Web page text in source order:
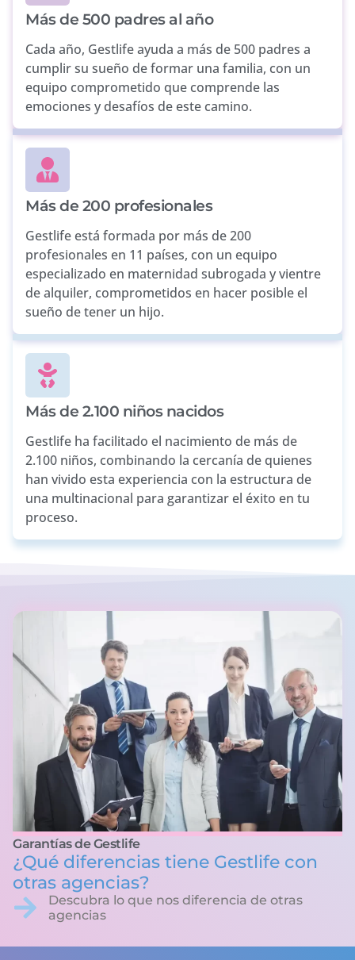
Más de 500 padres al año
Cada año, Gestlife ayuda a más de 500 padres a
cumplir su sueño de formar una familia, con un
equipo comprometido que comprende las
emociones y desafíos de este camino.
Más de 200 profesionales
Gestlife está formada por más de 200
profesionales en 11 países, con un equipo
especializado en maternidad subrogada y vientre
de alquiler, comprometidos en hacer posible el
sueño de tener un hijo.
Más de 2.100 niños nacidos
Gestlife ha facilitado el nacimiento de más de
2.100 niños, combinando la cercanía de quienes
han vivido esta experiencia con la estructura de
una multinacional para garantizar el éxito en tu
proceso.
Garantías de Gestlife
¿Qué diferencias tiene Gestlife con
otras agencias?
Descubra lo que nos diferencia de otras
agencias